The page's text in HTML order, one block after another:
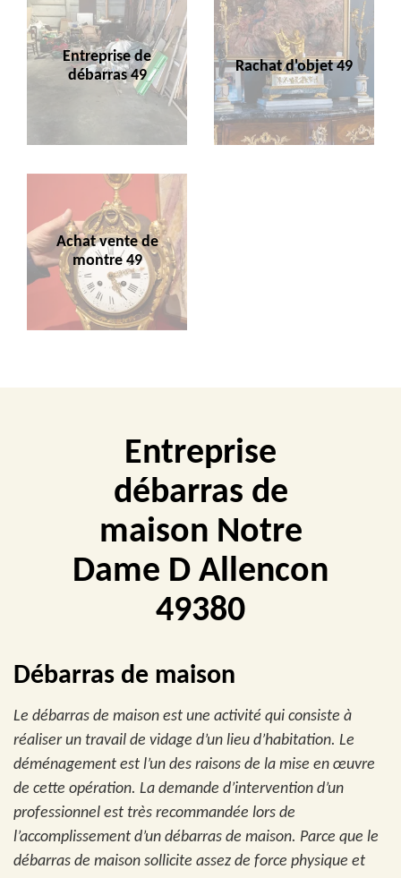
Entreprise de
débarras 49
Rachat d'objet 49
Achat vente de
montre 49
Entreprise
débarras de
maison Notre
Dame D Allencon
49380
Débarras de maison
Le débarras de maison est une activité qui consiste à
réaliser un travail de vidage d’un lieu d’habitation. Le
déménagement est l’un des raisons de la mise en œuvre
de cette opération. La demande d’intervention d’un
professionnel est très recommandée lors de
l’accomplissement d’un débarras de maison. Parce que le
débarras de maison sollicite assez de force physique et